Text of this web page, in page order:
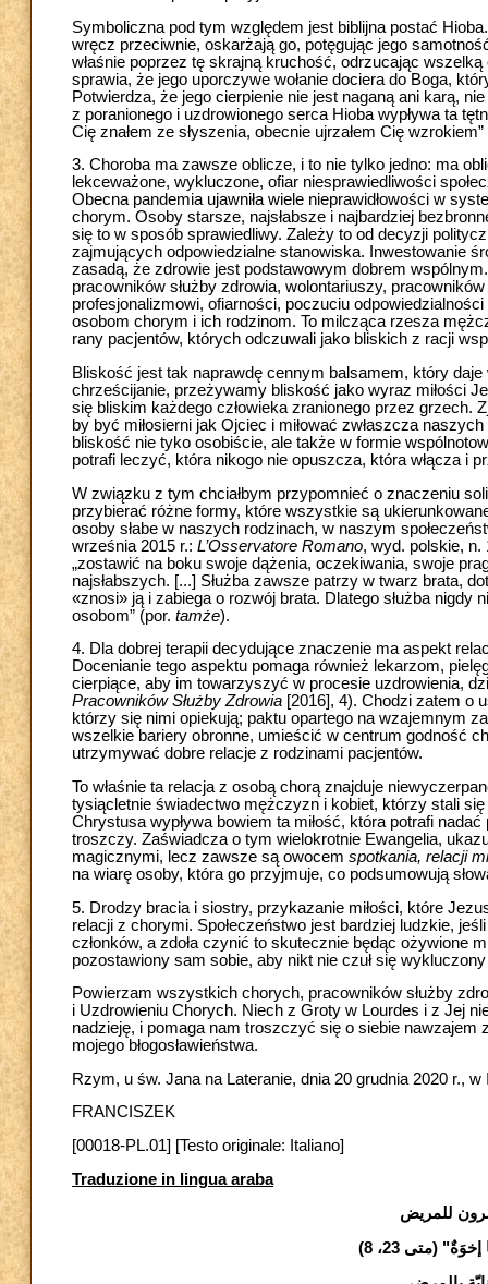
Symboliczna pod tym względem jest biblijna postać
wręcz przeciwnie, oskarżają go, potęgując jego
właśnie poprzez tę skrajną kruchość, odrzucając
sprawia, że jego uporczywe wołanie dociera do Boga,
Potwierdza, że jego cierpienie nie jest naganą ani karą,
z poranionego i uzdrowionego serca Hioba wypływa ta
Cię znałem ze słyszenia, obecnie ujrzałem Cię
3. Choroba ma zawsze oblicze, i to nie tylko jedno: ma
lekceważone, wykluczone, ofiar niesprawiedliwości
Obecna pandemia ujawniła wiele nieprawidłowości w
chorym. Osoby starsze, najsłabsze i najbardziej
się to w sposób sprawiedliwy. Zależy to od decyzji
zajmujących odpowiedzialne stanowiska. Inwestowanie
zasadą, że zdrowie jest podstawowym dobrem
pracowników służby zdrowia, wolontariuszy,
profesjonalizmowi, ofiarności, poczuciu
osobom chorym i ich rodzinom. To milcząca rzesza
rany pacjentów, których odczuwali jako bliskich z racji
Bliskość jest tak naprawdę cennym balsamem, który
chrześcijanie, przeżywamy bliskość jako wyraz miłości
się bliskim każdego człowieka zranionego przez grzech.
by być miłosierni jak Ojciec i miłować zwłaszcza
bliskość nie tyko osobiście, ale także w formie
potrafi leczyć, która nikogo nie opuszcza, która włącza i
W związku z tym chciałbym przypomnieć o znaczeniu
przybierać różne formy, które wszystkie są
osoby słabe w naszych rodzinach, w naszym
września 2015 r.: L’Osservatore Romano, wyd. polskie, n.
„zostawić na boku swoje dążenia, oczekiwania, swoje
najsłabszych. [...] Służba zawsze patrzy w twarz brata,
«znosi» ją i zabiega o rozwój brata. Dlatego służba nigdy
osobom” (por. tamże).
4. Dla dobrej terapii decydujące znaczenie ma aspekt
Docenianie tego aspektu pomaga również lekarzom,
cierpiące, aby im towarzyszyć w procesie uzdrowienia,
Pracowników Służby Zdrowia [2016], 4). Chodzi zatem o
którzy się nimi opiekują; paktu opartego na wzajemnym
wszelkie bariery obronne, umieścić w centrum godność
utrzymywać dobre relacje z rodzinami pacjentów.
To właśnie ta relacja z osobą chorą znajduje
tysiącletnie świadectwo mężczyzn i kobiet, którzy stali
Chrystusa wypływa bowiem ta miłość, która potrafi
troszczy. Zaświadcza o tym wielokrotnie Ewangelia,
magicznymi, lecz zawsze są owocem spotkania, relacji
na wiarę osoby, która go przyjmuje, co podsumowują
5. Drodzy bracia i siostry, przykazanie miłości, które
relacji z chorymi. Społeczeństwo jest bardziej ludzkie,
członków, a zdoła czynić to skutecznie będąc ożywione
pozostawiony sam sobie, aby nikt nie czuł się
Powierzam wszystkich chorych, pracowników służby
i Uzdrowieniu Chorych. Niech z Groty w Lourdes i z Jej
nadzieję, i pomaga nam troszczyć się o siebie
mojego błogosławieństwa.
Rzym, u św. Jana na Lateranie, dnia 20 grudnia 2020 r.,
FRANCISZEK
[00018-PL.01] [Testo originale: Italiano]
Traduzione in lingua araba
للمريض
(متى 23، 8)